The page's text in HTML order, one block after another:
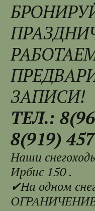
ЗАПИСИ!
ТЕЛ.:
8(919)
Наши
Ирбис 150 .
✔На одном
ОГРАНИЧЕНИЕ